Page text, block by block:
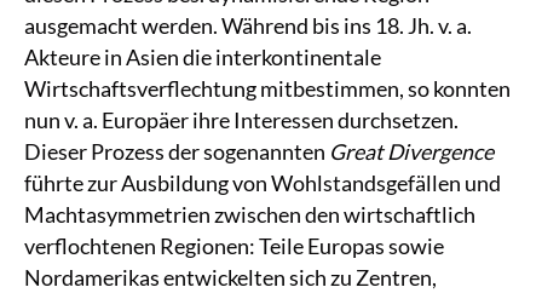
ausgemacht werden. Während bis ins 18. Jh. v. a.
Akteure in Asien die interkontinentale
Wirtschaftsverflechtung mitbestimmen, so konnten
nun v. a. Europäer ihre Interessen durchsetzen.
Dieser Prozess der sogenannten Great Divergence
führte zur Ausbildung von Wohlstandsgefällen und
Machtasymmetrien zwischen den wirtschaftlich
verflochtenen Regionen: Teile Europas sowie
Nordamerikas entwickelten sich zu Zentren,